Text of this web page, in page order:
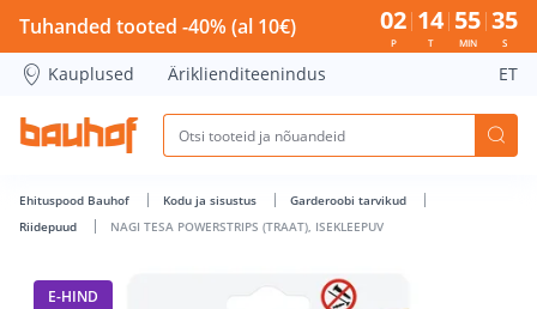
NAGI TESA POWERSTRIPS (TRAAT), ISEKLEEPUV - Bauhof
Tuhanded tooted -40% (al 10€) 02
P
14
T
55
MIN
35
S
Kauplused Äriklienditeenindus ET
Ehituspood Bauhof Kodu ja sisustus
Garderoobi tarvikud
Riidepuud
NAGI TESA POWERSTRIPS (TRAAT), ISEKLEEPUV
E-HIND